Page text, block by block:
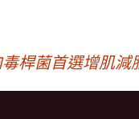
桿菌首選增肌減